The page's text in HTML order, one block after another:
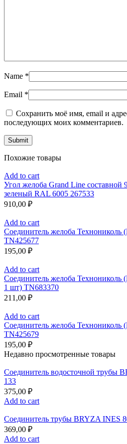
Name *
Email *
Сохранить моё имя, email и
последующих моих комментариев.
Похожие товары
Add to cart
Угол желоба Grand Line
зеленый RAL 6005 267533
910,00 ₽
Add to cart
Соединитель желоба
TN425677
195,00 ₽
Add to cart
Соединитель желоба
1 шт) TN683370
211,00 ₽
Add to cart
Соединитель желоба
TN425679
195,00 ₽
Недавно просмотренные товары
Соединитель водосточной трубы
133
375,00 ₽
Add to cart
Соединитель трубы BRYZA INES
369,00 ₽
Add to cart